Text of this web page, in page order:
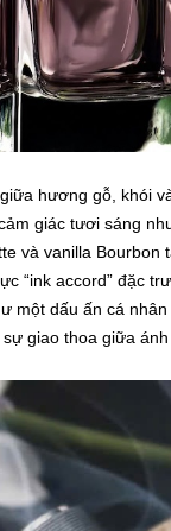
hương gỗ, khói
giác tươi sáng
và vanilla
“ink accord” đặc
một dấu ấn cá
giao thoa giữa